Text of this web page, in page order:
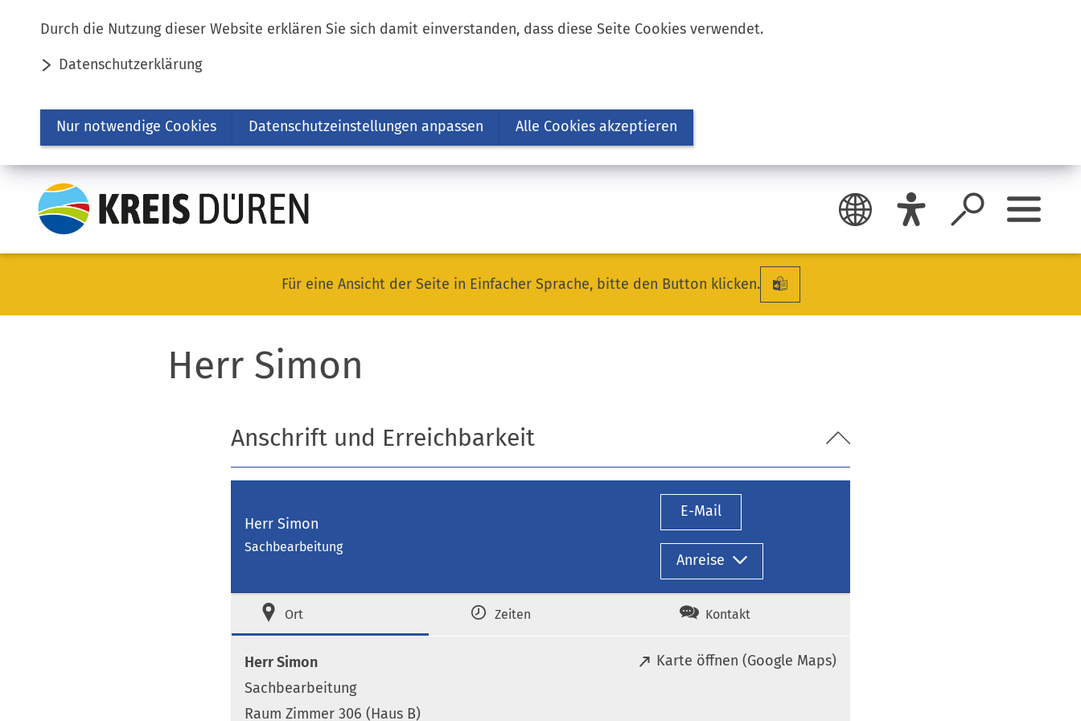
Durch die Nutzung dieser Website erklären Sie sich damit einverstanden, dass diese Seite Cookies verwendet.
Datenschutzerklärung
Nur notwendige Cookies Datenschutzeinstellungen anpassen Alle Cookies akzeptieren
Inhalt anspringen
Für eine Ansicht der Seite in Einfacher Sprache, bitte den Button klicken.
Herr Simon
Anschrift und Erreichbarkeit
Herr Simon
Sachbearbeitung
E-Mail
Anreise
Ort Zeiten Kontakt
Herr Simon
Sachbearbeitung
Raum Zimmer 306 (Haus B)
Karte öffnen (Google Maps)
(